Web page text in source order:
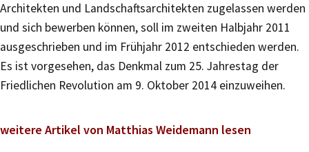
Architekten und Landschaftsarchitekten zugelassen werden
und sich bewerben können, soll im zweiten Halbjahr 2011
ausgeschrieben und im Frühjahr 2012 entschieden werden.
Es ist vorgesehen, das Denkmal zum 25. Jahrestag der
Friedlichen Revolution am 9. Oktober 2014 einzuweihen.
weitere Artikel von Matthias Weidemann lesen